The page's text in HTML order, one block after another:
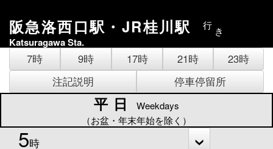
阪急洛西口駅・JR桂川駅 行 き
Katsuragawa Sta.
7時 9時 17時 21時
23時
注記説明
停車停留所
平日
Weekdays
（お盆・年末年始を除く）
5時